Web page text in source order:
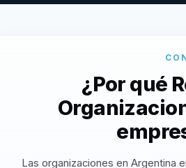
¿Por qué
Las organizaciones en Argentina